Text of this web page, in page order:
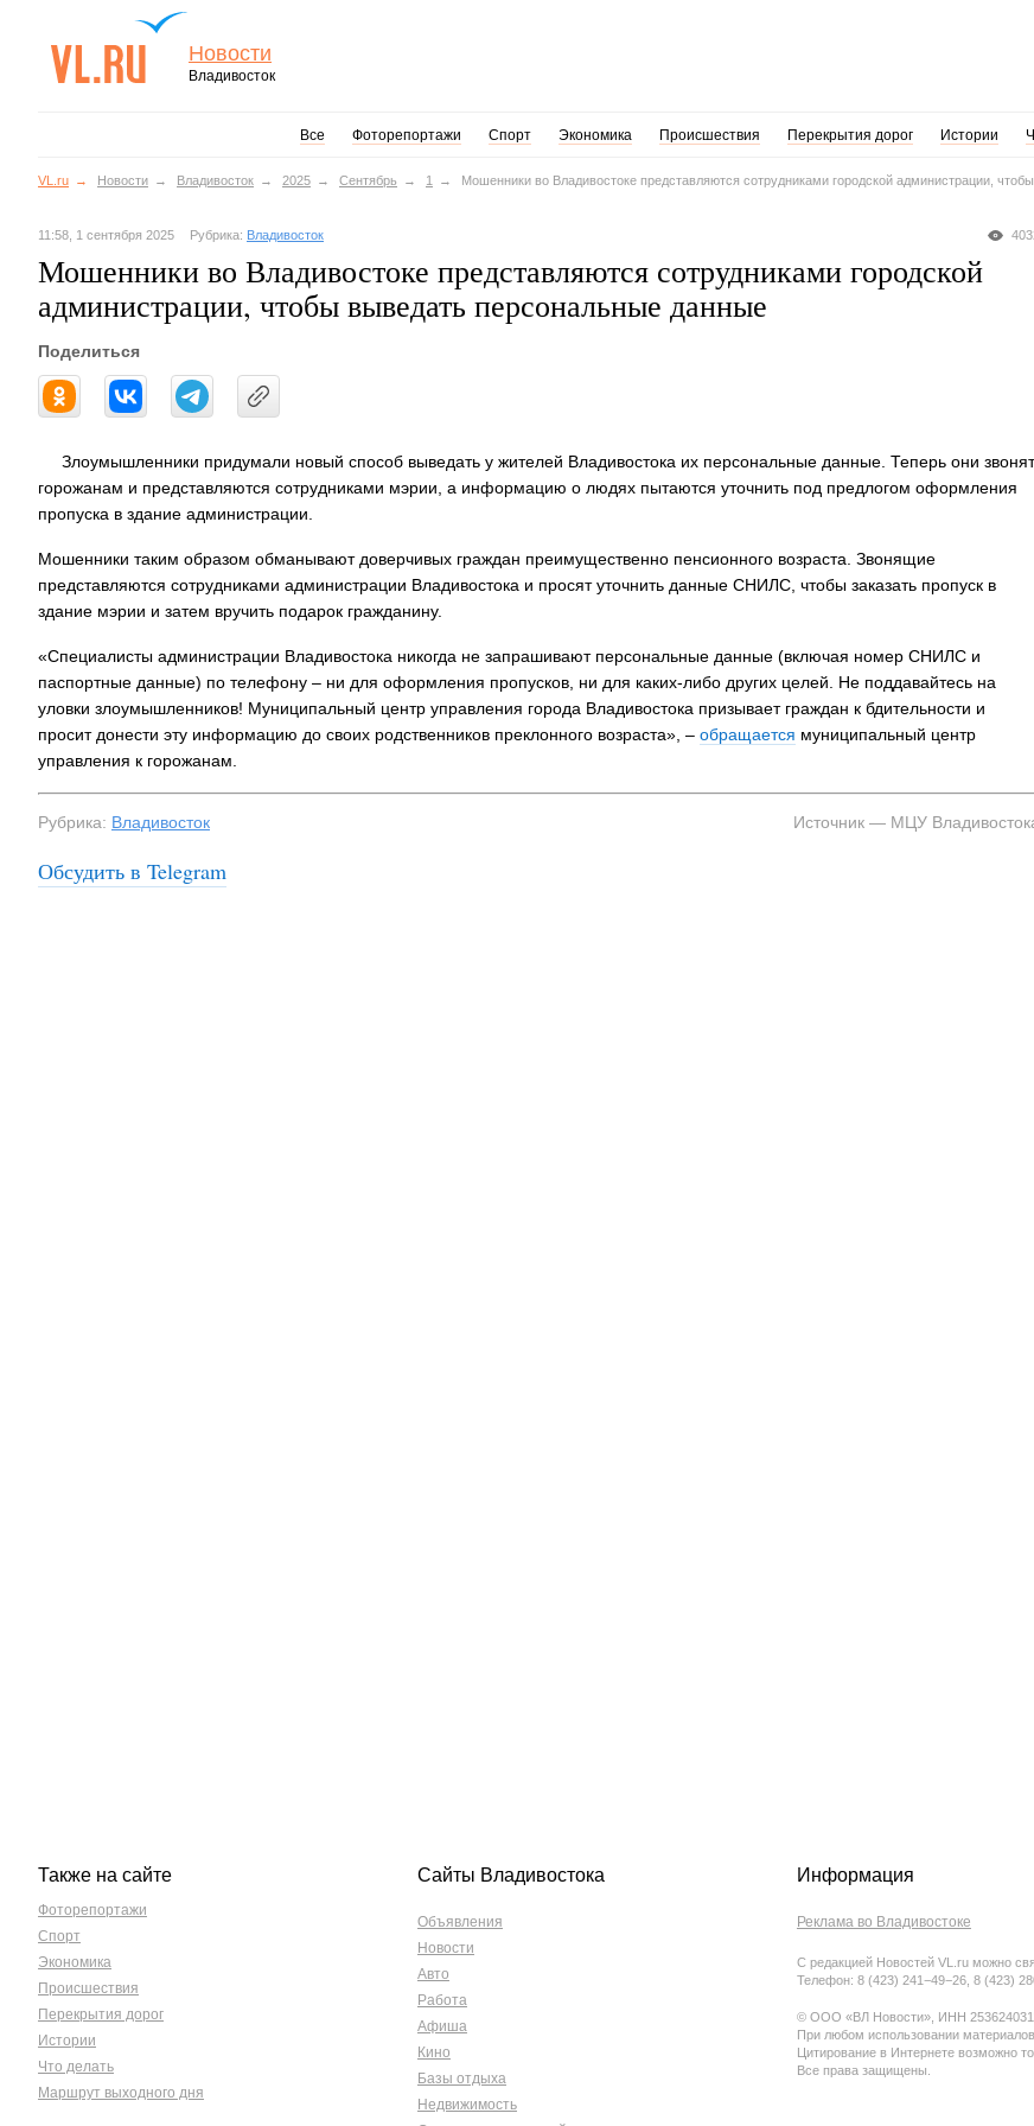
Новости
Владивосток
Все Фоторепортажи Спорт Экономика Происшествия Перекрытия дорог Истории
VL.ru Новости Владивосток 2025 Сентябрь 1 Мошенники во Владивостоке представляются сотрудниками городской администрации,
11:58, 1 сентября 2025 Рубрика: Владивосток
Мошенники во Владивостоке представляются сотрудниками городской
администрации, чтобы выведать персональные данные
Поделиться
Злоумышленники придумали новый способ выведать у жителей Владивостока их персональные данные. Теперь они звонят
горожанам и представляются сотрудниками мэрии, а информацию о людях пытаются уточнить под предлогом оформления
пропуска в здание администрации.
Мошенники таким образом обманывают доверчивых граждан преимущественно пенсионного возраста. Звонящие
представляются сотрудниками администрации Владивостока и просят уточнить данные СНИЛС, чтобы заказать пропуск в
здание мэрии и затем вручить подарок гражданину.
«Специалисты администрации Владивостока никогда не запрашивают персональные данные (включая номер СНИЛС и
паспортные данные) по телефону – ни для оформления пропусков, ни для каких-либо других целей. Не поддавайтесь на
уловки злоумышленников! Муниципальный центр управления города Владивостока призывает граждан к бдительности и
просит донести эту информацию до своих родственников преклонного возраста», – обращается муниципальный центр
управления к горожанам.
Рубрика: Владивосток Источник — МЦУ
Обсудить в Telegram
На заправках Владивостока
Также на сайте
Фоторепортажи
Спорт
Экономика
Происшествия
Перекрытия дорог
Истории
Что делать
Маршрут выходного дня
Сайты Владивостока
Объявления
Новости
Авто
Работа
Афиша
Кино
Базы отдыха
Недвижимость
Информация
Реклама во Владивостоке
С редакцией Новостей VL.ru можно
Телефон: 8 (423) 241−49−26, 8 (423)
© ООО «ВЛ Новости», ИНН
При любом использовании
Цитирование в Интернете возможно
Все права защищены.